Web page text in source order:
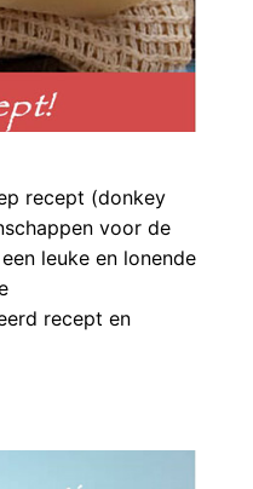
recept (donkey
voor de
leuke en lonende
recept en